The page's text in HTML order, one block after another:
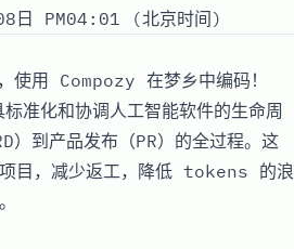
日 PM04:01 (北京时间)
使用 Compozy 在梦乡中编码！
准化和协调人工智能软件的生命周
）到产品发布（PR）的全过程。这
项目，减少返工，降低 tokens 的浪